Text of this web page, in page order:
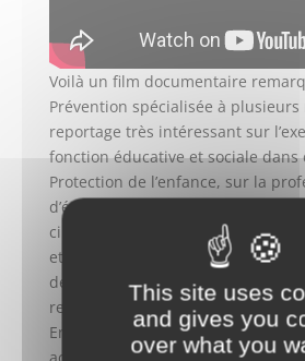
Voilà un film documentaire
Prévention spécialisée à plusieurs
reportage très intéressant sur
fonction éducative et sociale dans
Protection de l’enfance, sur la
d’éducateur-trice spécialisé-e, de
cinématographique Il met en
et positive l’essentiel du travail
de Prévention spécialisée : la
relation de confiance entre eux-
En la fondant sur l’un des
This site uses
and gives you
over what you